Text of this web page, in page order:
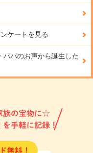
ケートを見る
パパのお声から誕生した
族の宝物に☆
を手軽に記録！
無料！